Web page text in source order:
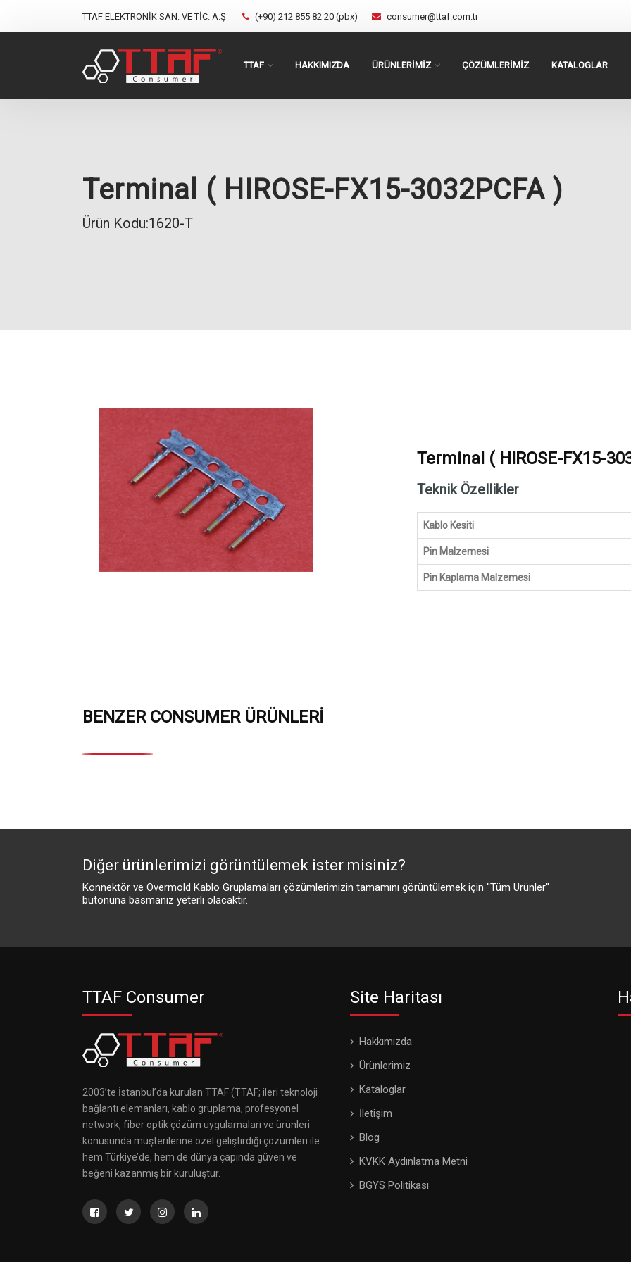
TTAF ELEKTRONİK SAN. VE TİC. A.Ş (+90) 212 855 82 20 (pbx) consumer@ttaf.com.tr
TTAF HAKKIMIZDA ÜRÜNLERİMİZ ÇÖZÜMLERİMİZ KATALOGLAR
Terminal ( HIROSE-FX15-3032PCFA )
Ürün Kodu:1620-T
Terminal ( HIROSE-FX15-
Teknik Özellikler
Kablo Kesiti
Pin Malzemesi
Pin Kaplama Malzemesi
BENZER CONSUMER ÜRÜNLERİ
Diğer ürünlerimizi görüntülemek ister misiniz?
Konnektör ve Overmold Kablo Gruplamaları çözümlerimizin tamamını görüntülemek için ''Tüm Ürünler''
butonuna basmanız yeterli olacaktır.
TTAF Consumer
2003’te İstanbul’da kurulan TTAF (TTAF; ileri teknoloji
bağlantı elemanları, kablo gruplama, profesyonel
network, fiber optik çözüm uygulamaları ve ürünleri
konusunda müşterilerine özel geliştirdiği çözümleri ile
hem Türkiye’de, hem de dünya çapında güven ve
beğeni kazanmış bir kuruluştur.
Site Haritası
Hakkımızda
Ürünlerimiz
Kataloglar
İletişim
Blog
KVKK Aydınlatma Metni
BGYS Politikası